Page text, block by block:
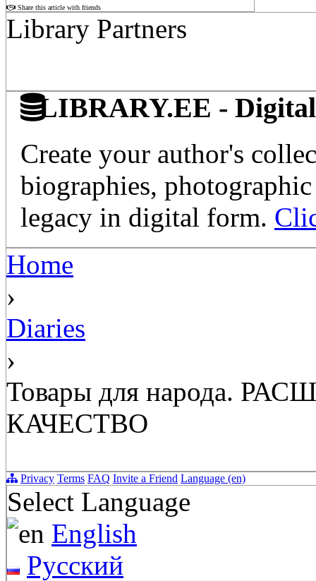
Share this article with friends
Library Partners
LIBRARY.EE -
Create your author's
biographies,
legacy in digital form.
Home
›
Diaries
›
Товары для народа.
КАЧЕСТВО
Privacy Terms FAQ Invite a Friend Language (en)
Select Language
English
Русский